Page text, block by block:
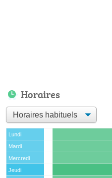
Horaires
Lundi
Mardi
Mercredi
Jeudi